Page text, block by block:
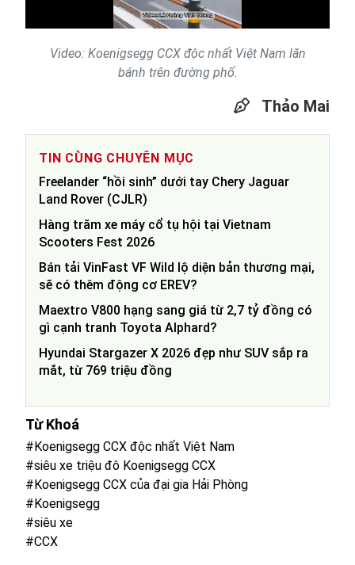
Video: Koenigsegg CCX độc nhất Việt Nam lăn
bánh trên đường phố.
Thảo Mai
TIN CÙNG CHUYÊN MỤC
Freelander “hồi sinh” dưới tay Chery Jaguar
Land Rover (CJLR)
Hàng trăm xe máy cổ tụ hội tại Vietnam
Scooters Fest 2026
Bán tải VinFast VF Wild lộ diện bản thương mại,
sẽ có thêm động cơ EREV?
Maextro V800 hạng sang giá từ 2,7 tỷ đồng có
gì cạnh tranh Toyota Alphard?
Hyundai Stargazer X 2026 đẹp như SUV sắp ra
mắt, từ 769 triệu đồng
Từ Khoá
#Koenigsegg CCX độc nhất Việt Nam
#siêu xe triệu đô Koenigsegg CCX
#Koenigsegg CCX của đại gia Hải Phòng
#Koenigsegg
#siêu xe
#CCX